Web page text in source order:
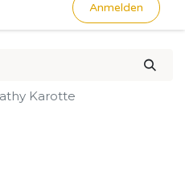
Anmelden
Karotte